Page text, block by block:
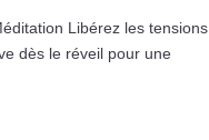
Libérez les tensions
dès le réveil pour une